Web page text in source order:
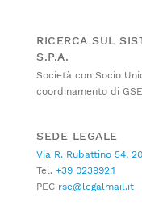
RICERCA SUL
S.P.A.
Società con Socio
coordinamento di
SEDE LEGALE
Via R. Rubattino 54,
Tel. +39 023992.1
PEC rse@legalmail.it